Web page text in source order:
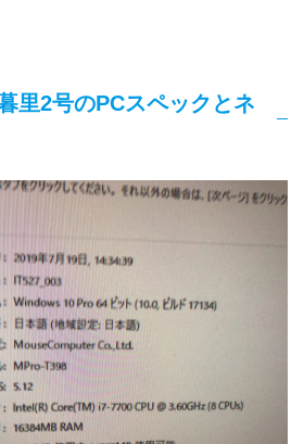
里2号のPCスペックとネ